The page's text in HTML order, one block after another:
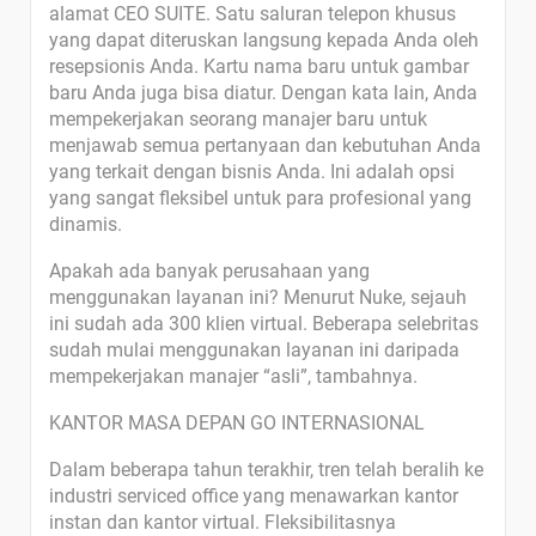
alamat CEO SUITE. Satu saluran telepon khusus
yang dapat diteruskan langsung kepada Anda oleh
resepsionis Anda. Kartu nama baru untuk gambar
baru Anda juga bisa diatur. Dengan kata lain, Anda
mempekerjakan seorang manajer baru untuk
menjawab semua pertanyaan dan kebutuhan Anda
yang terkait dengan bisnis Anda. Ini adalah opsi
yang sangat fleksibel untuk para profesional yang
dinamis.
Apakah ada banyak perusahaan yang
menggunakan layanan ini? Menurut Nuke, sejauh
ini sudah ada 300 klien virtual. Beberapa selebritas
sudah mulai menggunakan layanan ini daripada
mempekerjakan manajer “asli”, tambahnya.
KANTOR MASA DEPAN GO INTERNASIONAL
Dalam beberapa tahun terakhir, tren telah beralih ke
industri serviced office yang menawarkan kantor
instan dan kantor virtual. Fleksibilitasnya